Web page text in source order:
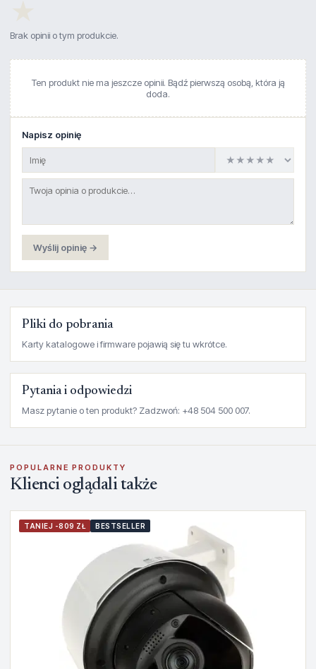
Brak opinii o tym produkcie.
Ten produkt nie ma jeszcze opinii. Bądź pierwszą osobą, która ją
doda.
Napisz opinię
Wyślij opinię →
Pliki do pobrania
Karty katalogowe i firmware pojawią się tu wkrótce.
Pytania i odpowiedzi
Masz pytanie o ten produkt? Zadzwoń: +48 504 500 007.
POPULARNE PRODUKTY
Klienci oglądali także
TANIEJ -809 ZŁ BESTSELLER